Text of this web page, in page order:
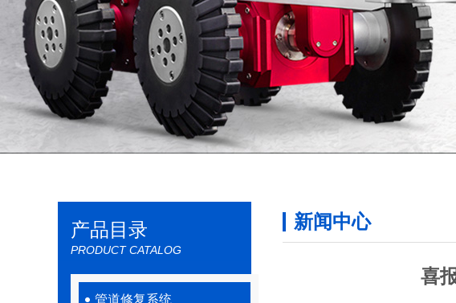
产品目录
PRODUCT CATALOG
管道修复系统
新闻中心
喜